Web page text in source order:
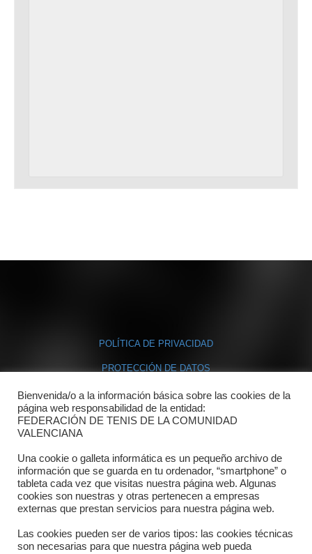
POLÍTICA DE PRIVACIDAD
PROTECCIÓN DE DATOS
POLÍTICA DE COOKIES
Dónde estamos
Directorio departamentos
Horario
Formulario de contacto
Bienvenida/o a la información básica sobre las cookies de la
página web responsabilidad de la entidad:
FEDERACIÓN DE TENIS DE LA COMUNIDAD
VALENCIANA
Una cookie o galleta informática es un pequeño archivo de
información que se guarda en tu ordenador, “smartphone” o
tableta cada vez que visitas nuestra página web. Algunas
cookies son nuestras y otras pertenecen a empresas
externas que prestan servicios para nuestra página web.
Las cookies pueden ser de varios tipos: las cookies técnicas
son necesarias para que nuestra página web pueda